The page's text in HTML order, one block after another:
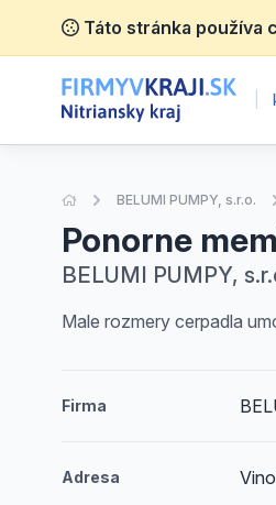
Táto stránka používa
Úvodná stránka
BELUMI PUMPY, s.r.o.
Ponorne
BELUMI PUMPY,
Male rozmery cerpadla
Firma
Adresa